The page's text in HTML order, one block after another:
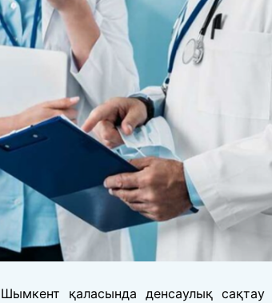
қаласында денсаулық сақтау